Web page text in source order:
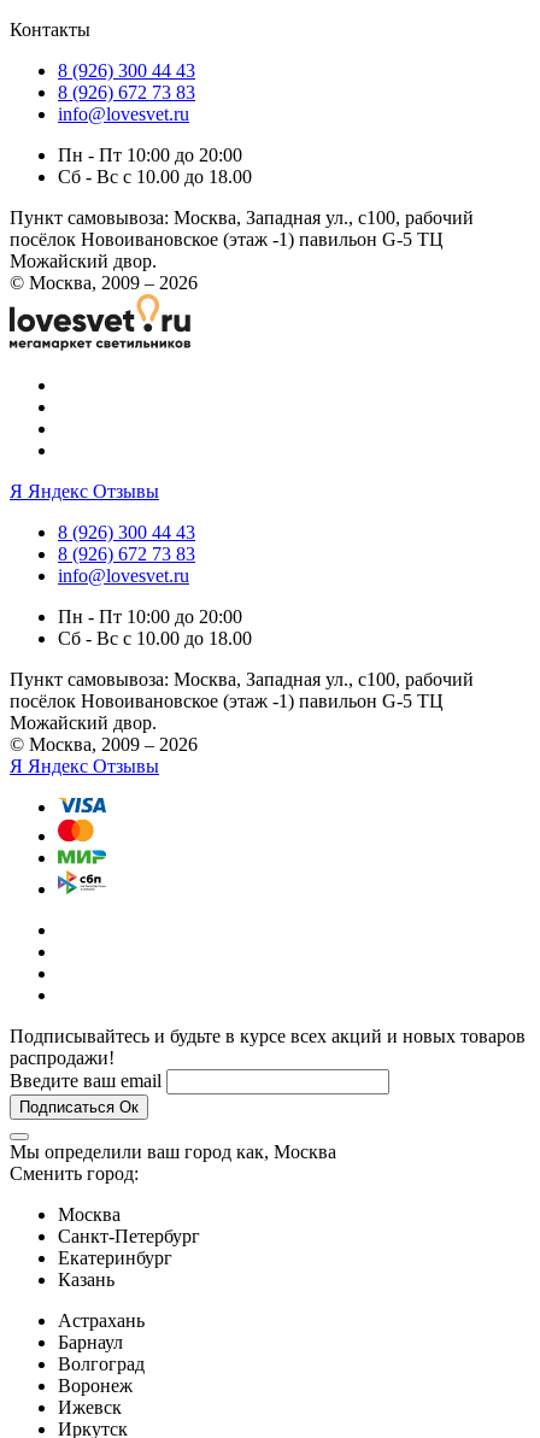
Контакты
8 (926) 300 44 43
8 (926) 672 73 83
info@lovesvet.ru
Пн - Пт 10:00 до 20:00
Сб - Вс с 10.00 до 18.00
Пункт самовывоза: Москва, Западная ул., с100, рабочий
посёлок Новоивановское (этаж -1) павильон G-5 ТЦ
Можайский двор.
© Москва, 2009 – 2026
Я Яндекс Отзывы
8 (926) 300 44 43
8 (926) 672 73 83
info@lovesvet.ru
Пн - Пт 10:00 до 20:00
Сб - Вс с 10.00 до 18.00
Пункт самовывоза: Москва, Западная ул., с100, рабочий
посёлок Новоивановское (этаж -1) павильон G-5 ТЦ
Можайский двор.
© Москва, 2009 – 2026
Я Яндекс Отзывы
Подписывайтесь и будьте в курсе всех акций и новых товаров
распродажи!
Введите ваш email
Подписаться Ок
Мы определили ваш город как, Москва
Сменить город:
Москва
Санкт-Петербург
Екатеринбург
Казань
Астрахань
Барнаул
Волгоград
Воронеж
Ижевск
Иркутск